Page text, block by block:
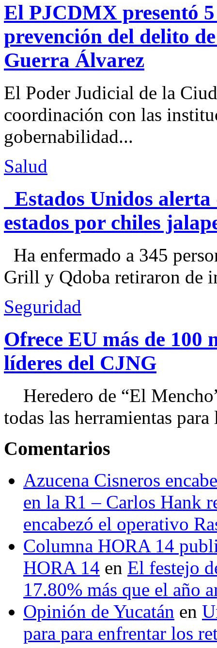
El PJCDMX presentó
prevención del delito
Guerra Álvarez
El Poder Judicial de la
coordinación con las
gobernabilidad...
Salud
Estados Unidos alerta
estados por chiles
Ha enfermado a 345
Grill y Qdoba retiraron de
Seguridad
Ofrece EU más de 100
líderes del CJNG
Heredero de “El
todas las herramientas
Comentarios
Azucena Cisneros
en la R1 – Carlos Hank
encabezó el operativo
Columna HORA 14
HORA 14 en El festejo
17.80% más que el año
Opinión de Yucatán en
para para enfrentar los